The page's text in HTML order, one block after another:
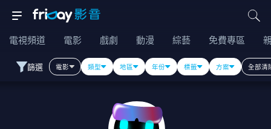
電視頻道 電影 戲劇 動漫 綜藝 免費專區
篩選 電影 類型 地區 年份 標籤 方案 全部清